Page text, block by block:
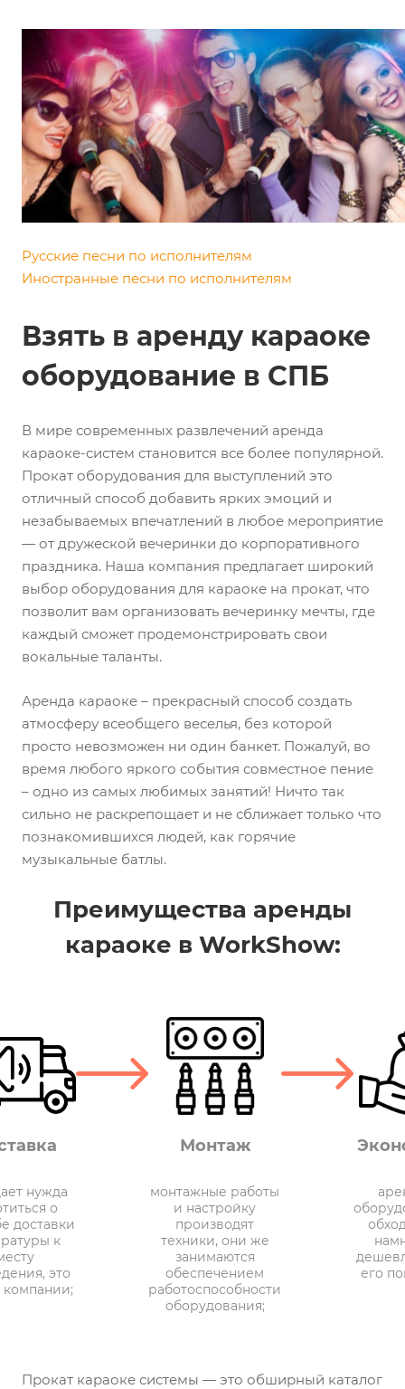
Русские песни по исполнителям
Иностранные песни по исполнителям
Взять в аренду караоке
оборудование в СПБ
В мире современных развлечений аренда
караоке-систем становится все более популярной.
Прокат оборудования для выступлений это
отличный способ добавить ярких эмоций и
незабываемых впечатлений в любое мероприятие
— от дружеской вечеринки до корпоративного
праздника. Наша компания предлагает широкий
выбор оборудования для караоке на прокат, что
позволит вам организовать вечеринку мечты, где
каждый сможет продемонстрировать свои
вокальные таланты.
Аренда караоке – прекрасный способ создать
атмосферу всеобщего веселья, без которой
просто невозможен ни один банкет. Пожалуй, во
время любого яркого события совместное пение
– одно из самых любимых занятий! Ничто так
сильно не раскрепощает и не сближает только что
познакомившихся людей, как горячие
музыкальные батлы.
Преимущества аренды
караоке в WorkShow:
нужда
о
доставки
к
это
компании;
Монтаж
монтажные работы
и настройку
производят
техники, они же
занимаются
обеспечением
работоспособности
оборудования;
его
Прокат караоке системы — это обширный каталог